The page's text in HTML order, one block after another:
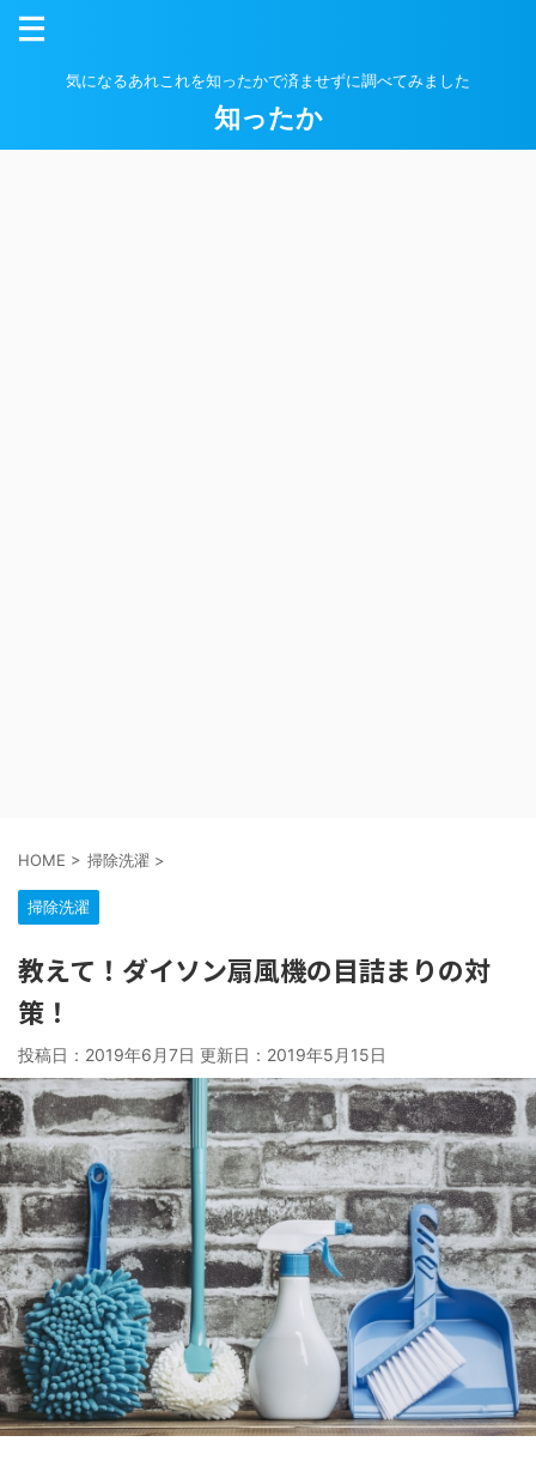
気になるあれこれを知ったかで済ませずに調べてみました
知ったか
HOME > 掃除洗濯 >
掃除洗濯
教えて！ダイソン扇風機の目詰まりの対
策！
投稿日：2019年6月7日 更新日： 2019年5月15日